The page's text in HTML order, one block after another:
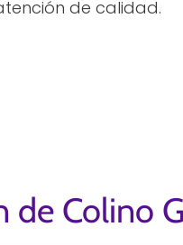
de calidad.
de Colino